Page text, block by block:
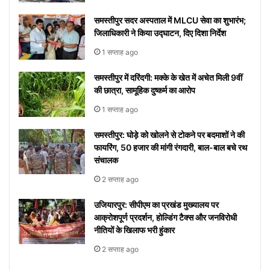
समस्तीपुर सदर अस्पताल में MLCU सेवा का शुभारंभ;
जिलाधिकारी ने किया उद्घाटन, दिए दिशा निर्देश
1 सप्ताह ago
समस्तीपुर में दरिंदगी: मक्के के खेत में अचेत मिली 9वीं
की छात्रा, सामूहिक दुष्कर्म का आरोप
1 सप्ताह ago
समस्तीपुर: घोड़े को खोलने से टोकने पर बदमाशों ने की
फायरिंग, 50 हजार की मांगी रंगदारी, बाल-बाल बचे रथ
संचालक
2 सप्ताह ago
उजियारपुर: सीपीएम का प्रखंड मुख्यालय पर
आक्रोशपूर्ण प्रदर्शन, होल्डिंग टैक्स और जनविरोधी
नीतियों के खिलाफ भरी हुंकार
2 सप्ताह ago